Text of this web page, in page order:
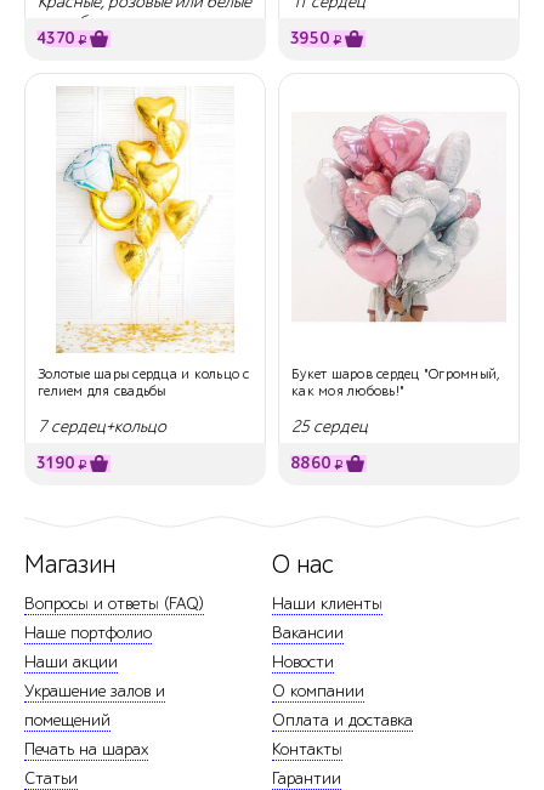
на выбор
4370 ₽ 3950 ₽
Золотые шары сердца и кольцо с
гелием для свадьбы
7 сердец+кольцо
3190 ₽
Букет шаров сердец "Огромный,
как моя любовь!"
25 сердец
8860 ₽
Магазин
Вопросы и ответы (FAQ)
Наше портфолио
Наши акции
Украшение залов и
помещений
Печать на шарах
Статьи
О нас
Наши клиенты
Вакансии
Новости
О компании
Оплата и доставка
Контакты
Гарантии